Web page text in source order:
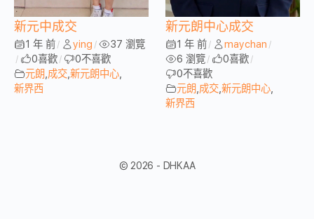
新元中成交
1 年 前 / ying / 37 瀏覽
/ 0喜歡 / 0不喜歡
元朗 成交 新元朗中心
新界西
新元朗中心成交
1 年 前 / maychan /
6 瀏覽 / 0喜歡 /
0不喜歡
元朗 成交 新元朗中心
新界西
© 2026 - DHKAA